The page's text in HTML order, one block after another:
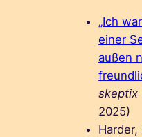
„Ich
einer
außen
skeptix
2025)
Harder,